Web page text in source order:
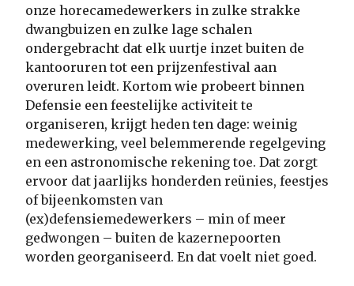
onze horecamedewerkers in zulke strakke
dwangbuizen en zulke lage schalen
ondergebracht dat elk uurtje inzet buiten de
kantooruren tot een prijzenfestival aan
overuren leidt. Kortom wie probeert binnen
Defensie een feestelijke activiteit te
organiseren, krijgt heden ten dage: weinig
medewerking, veel belemmerende regelgeving
en een astronomische rekening toe. Dat zorgt
ervoor dat jaarlijks honderden reünies, feestjes
of bijeenkomsten van
(ex)defensiemedewerkers – min of meer
gedwongen – buiten de kazernepoorten
worden georganiseerd. En dat voelt niet goed.